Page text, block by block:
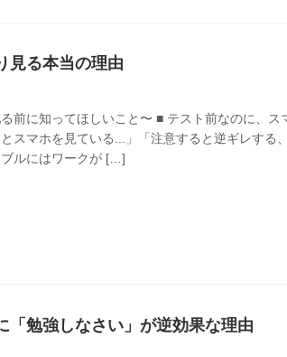
見る本当の理由
前に知ってほしいこと〜 ■ テスト前なのに、
とスマホを見ている...」「注意すると逆ギレす
ブルにはワークが […]
「勉強しなさい」が逆効果な理由